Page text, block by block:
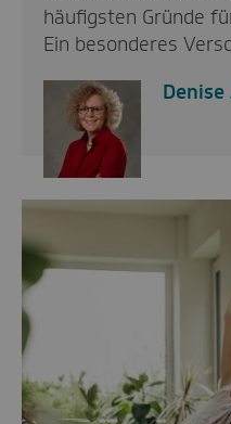
häufigsten Gründe
Ein besonderes